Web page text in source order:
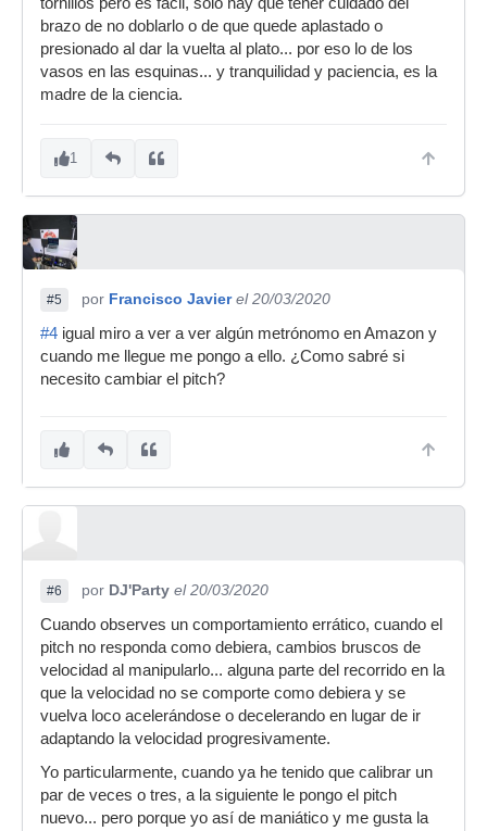
brazo de no doblarlo o de que quede aplastado o
presionado al dar la vuelta al plato... por eso lo de los
vasos en las esquinas... y tranquilidad y paciencia, es la
madre de la ciencia.
1
#5 por Francisco Javier el 20/03/2020
#4 igual miro a ver a ver algún metrónomo en Amazon y
cuando me llegue me pongo a ello. ¿Como sabré si
necesito cambiar el pitch?
#6 por DJ'Party el 20/03/2020
Cuando observes un comportamiento errático, cuando el
pitch no responda como debiera, cambios bruscos de
velocidad al manipularlo... alguna parte del recorrido en la
que la velocidad no se comporte como debiera y se
vuelva loco acelerándose o decelerando en lugar de ir
adaptando la velocidad progresivamente.
Yo particularmente, cuando ya he tenido que calibrar un
par de veces o tres, a la siguiente le pongo el pitch
nuevo... pero porque yo así de maniático y me gusta la